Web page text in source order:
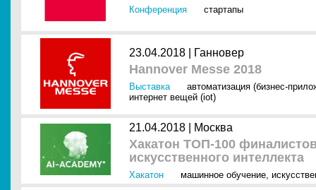
Конференция стартапы
23.04.2018 | Ганновер
Hannover Messe 2018
Выставка
автоматизация (бизнес-
интернет вещей (iot)
21.04.2018 | Москва
Хакатон ТОП-100
искусственного интеллекта
Хакатон машинное обучение,